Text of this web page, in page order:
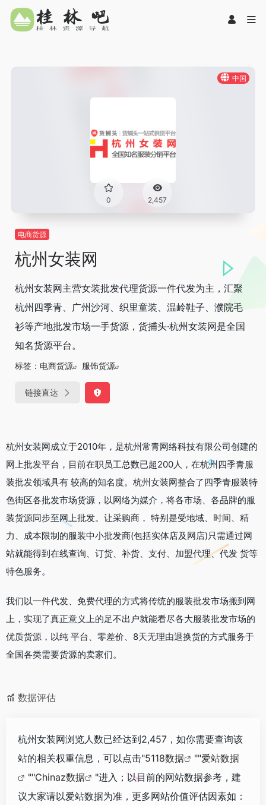
中国
0 2,457
电商货源
杭州女装网
杭州女装网主营女装批发代理货源一件代发为主，汇聚
杭州四季青、广州沙河、织里童装、温岭鞋子、濮院毛
衫等产地批发市场一手货源，货捕头·杭州女装网是全国
知名货源平台。
标签： 电商货源 服饰货源
链接直达
杭州女装网成立于2010年，是杭州常青网络科技有限公司创建的
网上批发平台，目前在职员工总数已超200人，在杭州四季青服
装批发领域具有 较高的知名度。杭州女装网整合了四季青服装特
色街区各批发市场货源，以网络为媒介，将各市场、各品牌的服
装货源同步至网上批发。让采购商， 特别是受地域、时间、精
力、成本限制的服装中小批发商(包括实体店及网店)只需通过网
站就能得到在线查询、订货、补货、支付、加盟代理、代发 货等
特色服务。
我们以一件代发、免费代理的方式将传统的服装批发市场搬到网
上，实现了真正意义上的足不出户就能看尽各大服装批发市场的
优质货源，以纯 平台、零差价、8天无理由退换货的方式服务于
全国各类需要货源的卖家们。
数据评估
杭州女装网浏览人数已经达到2,457，如你需要查询该
站的相关权重信息，可以点击"5118数据 ""爱站数据
""Chinaz数据
"进入；以目前的网站数据参考，建
议大家请以爱站数据为准，更多网站价值评估因素如：